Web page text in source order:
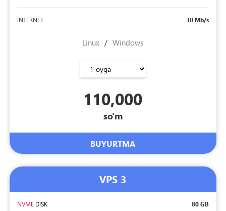
INTERNET 30 Mb/s
Linux / Windows
110,000
so'm
BUYURTMA
VPS 3
NVME DISK 80 GB